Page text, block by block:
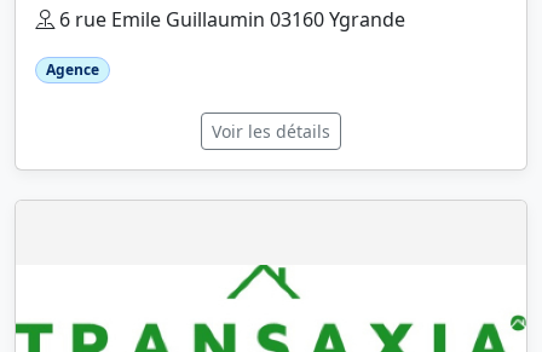
6 rue Emile Guillaumin 03160 Ygrande
Agence
Voir les détails